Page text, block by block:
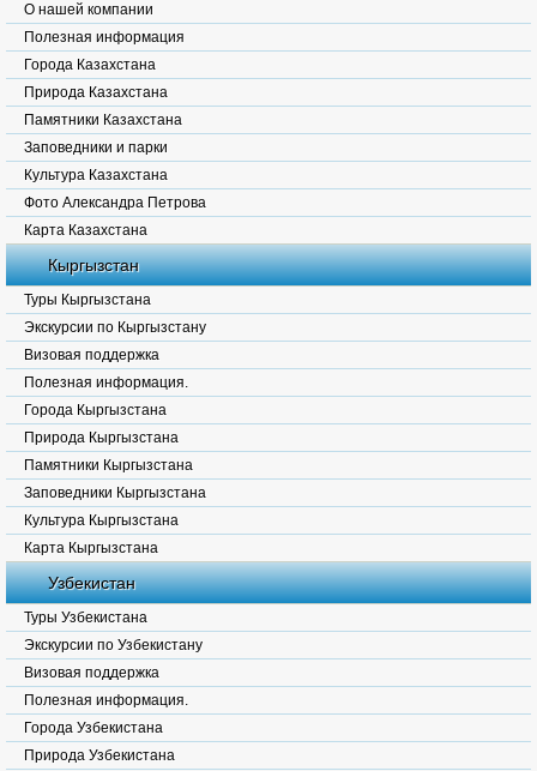
О нашей компании
Полезная информация
Города Казахстана
Природа Казахстана
Памятники Казахстана
Заповедники и парки
Культура Казахстана
Фото Александра Петрова
Карта Казахстана
Кыргызстан
Туры Кыргызстана
Экскурсии по Кыргызстану
Визовая поддержка
Полезная информация.
Города Кыргызстана
Природа Кыргызстана
Памятники Кыргызстана
Заповедники Кыргызстана
Культура Кыргызстана
Карта Кыргызстана
Узбекистан
Туры Узбекистана
Экскурсии по Узбекистану
Визовая поддержка
Полезная информация.
Города Узбекистана
Природа Узбекистана